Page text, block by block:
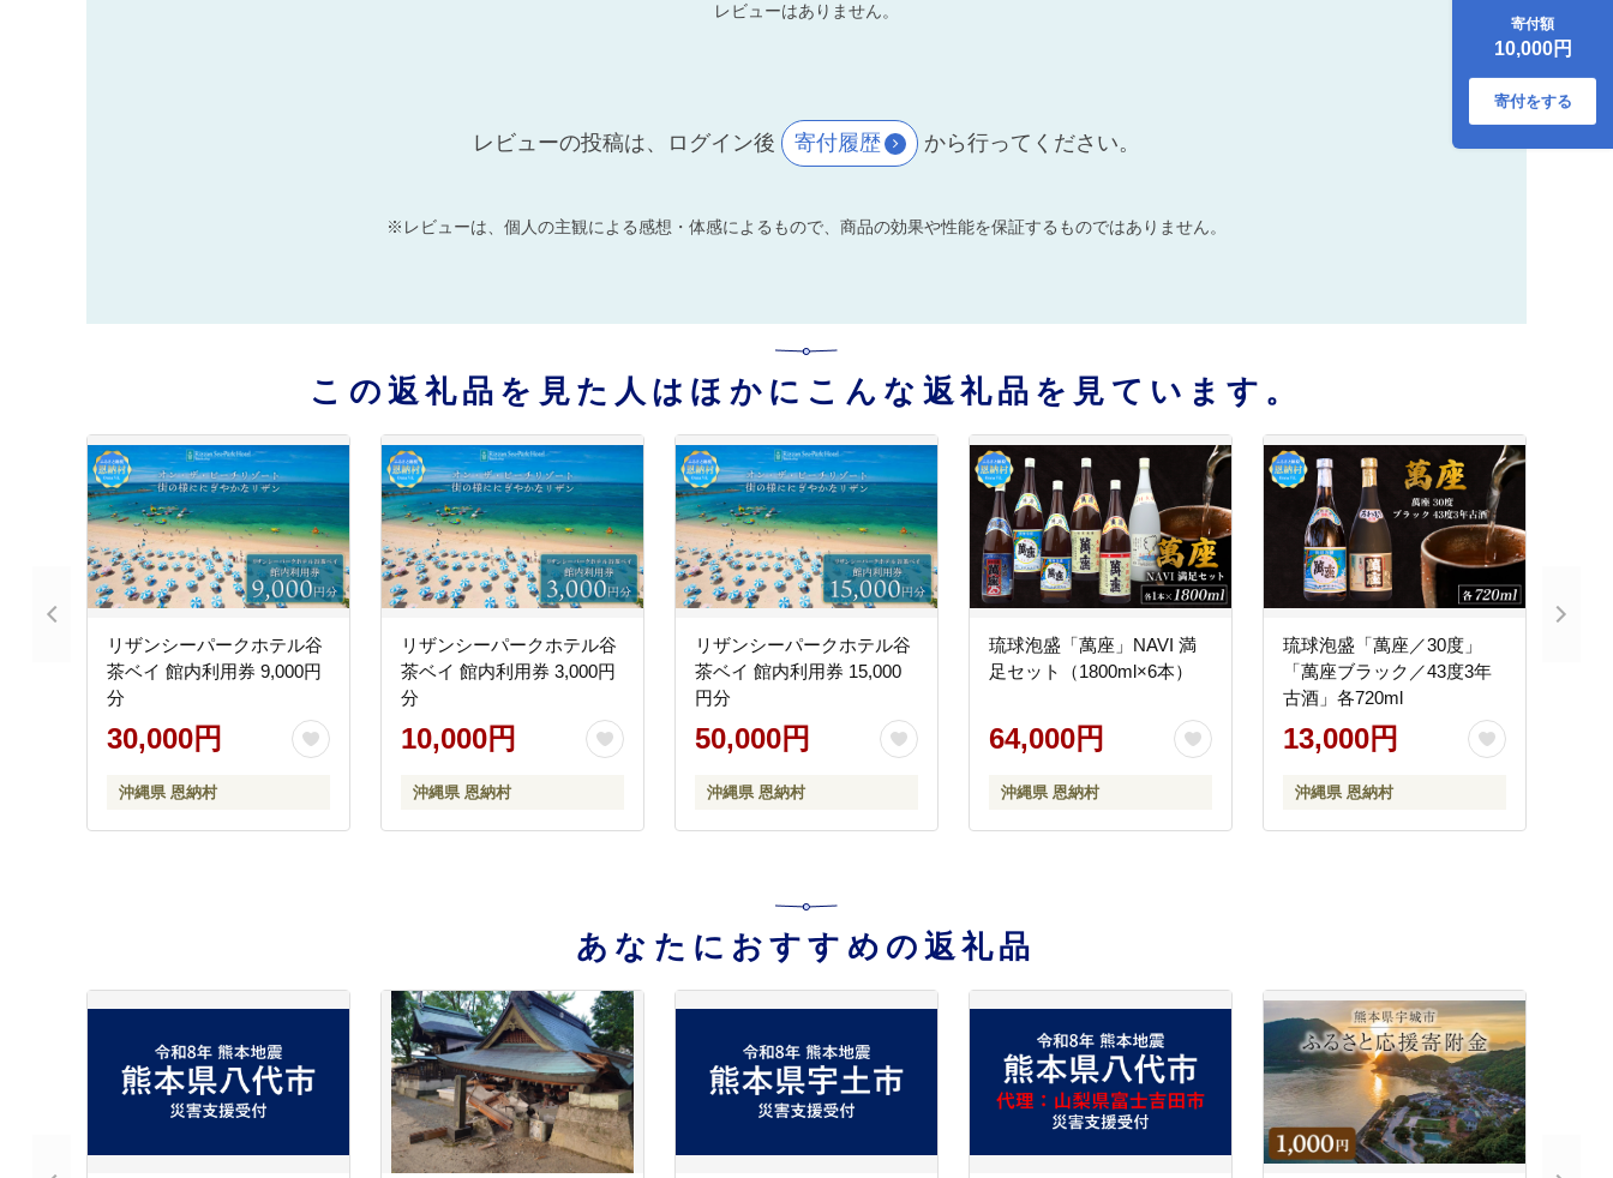
寄付額
10,000円
寄付をする
レビューはありません。
レビューの投稿は、ログイン後 寄付履歴 から行ってください。
※レビューは、個人の主観による感想・体感によるもので、商品の効果や性能を保証するものではありません。
この返礼品を見た人はほかにこんな返礼品を見ています。
リザンシーパークホテル谷
茶ベイ 館内利用券 9,000円
分
30,000円
沖縄県 恩納村
リザンシーパークホテル谷
茶ベイ 館内利用券 3,000円
分
10,000円
沖縄県 恩納村
リザンシーパークホテル谷
茶ベイ 館内利用券 15,000
円分
50,000円
沖縄県 恩納村
琉球泡盛「萬座」NAVI 満
足セット（1800ml×6本）
64,000円
沖縄県 恩納村
琉球泡盛「萬座／30度」
「萬座ブラック／43度3年
古酒」各720ml
13,000円
沖縄県 恩納村
あなたにおすすめの返礼品